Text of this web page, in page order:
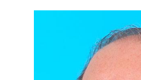
poniendo el foco en lo que
búsqueda de la mejora
Prólogo de Ignacio Soret